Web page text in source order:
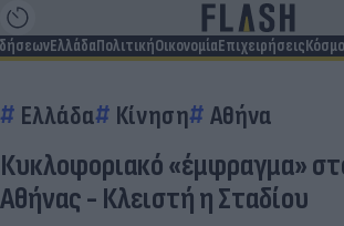
ΕλλάδαΠολιτικήΟικονομίαΕπιχειρήσεις
Ελλάδα Κίνηση Αθήνα
Κυκλοφοριακό «έμφραγμα»
Αθήνας - Κλειστή η Σταδίου